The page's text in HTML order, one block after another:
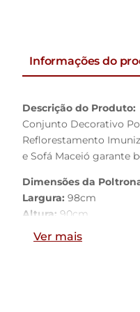
Informações do
Descrição do Produto:
Conjunto Decorativo
Reflorestamento
e Sofá Maceió garante
Dimensões da
Largura: 98cm
Altura: 90cm
Profundidade:
Ver mais